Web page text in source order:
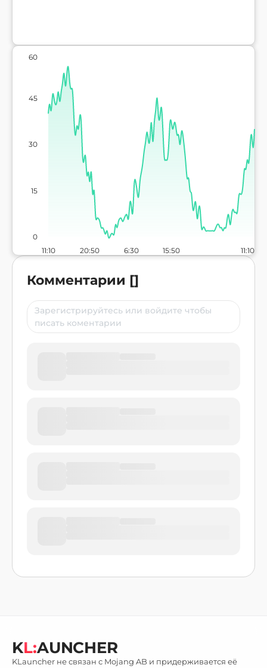
11:10 20:50 6:30 15:50 11:10
0
15
30
45
60
Комментарии []
KL:AUNCHER
KLauncher не связан с Mojang AB и придерживается её